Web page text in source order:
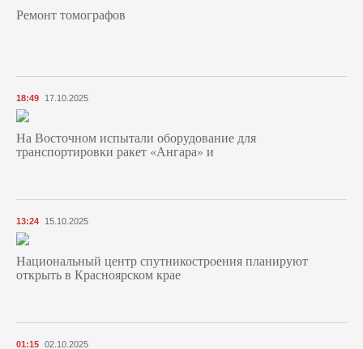
Ремонт томографов
18:49 17.10.2025
На Восточном испытали оборудование для
транспортировки ракет «Ангара» и
13:24 15.10.2025
Национальный центр спутникостроения планируют
открыть в Красноярском крае
01:15 02.10.2025